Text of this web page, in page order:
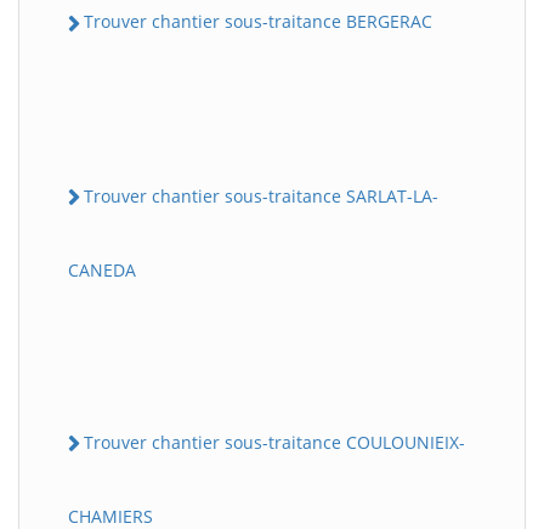
Trouver chantier sous-traitance BERGERAC
Trouver chantier sous-traitance SARLAT-LA-
CANEDA
Trouver chantier sous-traitance COULOUNIEIX-
CHAMIERS